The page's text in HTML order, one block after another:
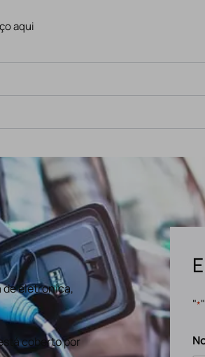
aqui
de eletronica,
coberto por
"*